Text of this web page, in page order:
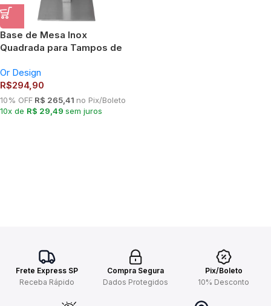
Base de Mesa Inox
Quadrada para Tampos de
Or Design
R$294,90
10% OFF R$ 265,41 no Pix/Boleto
10x de R$ 29,49 sem juros
Frete Express SP
Receba Rápido
Compra Segura
Dados Protegidos
Pix/Boleto
10% Desconto